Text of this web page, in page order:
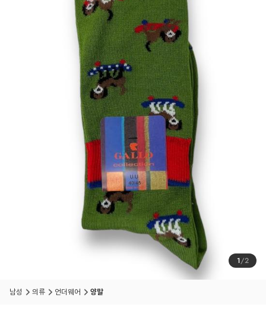
1/2
남성 의류 언더웨어 양말